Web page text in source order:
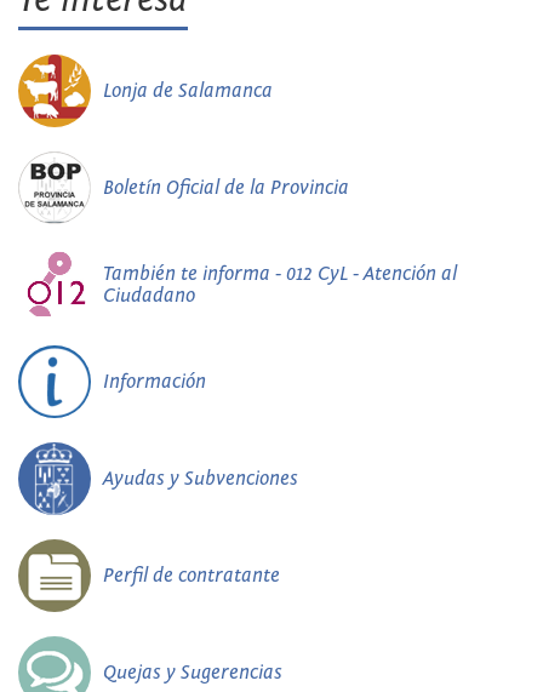
Lonja de Salamanca
Boletín Oficial de la Provincia
También te informa - 012 CyL - Atención al
Ciudadano
Información
Ayudas y Subvenciones
Perfil de contratante
Quejas y Sugerencias